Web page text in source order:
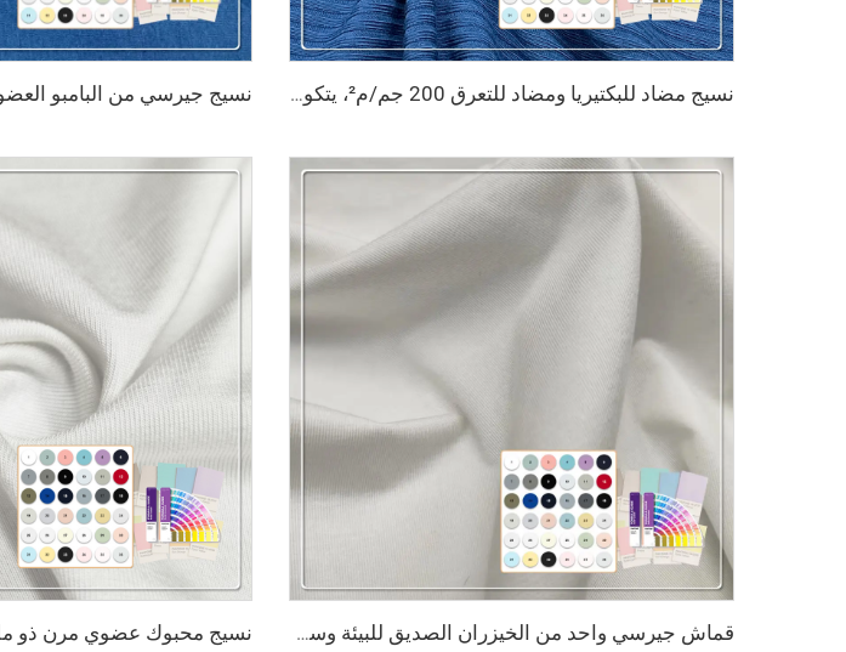
نسيج مضاد للبكتيريا ومضاد للتعرق 200 جم/م²، يتكون من 95% بامبو و5% سبانديكس بنسيج قطني ثلاثي × ثلاثي مناسب للملابس الداخلية المُشكِّلة للجسم
قماش جيرسي واحد من الخيزران الصديق للبيئة وسورونا وسياسيل والسباندكس، مقاوم للبكتيريا، ويمتص الرطوبة، وقابل للتنفس، مناسب للملابس